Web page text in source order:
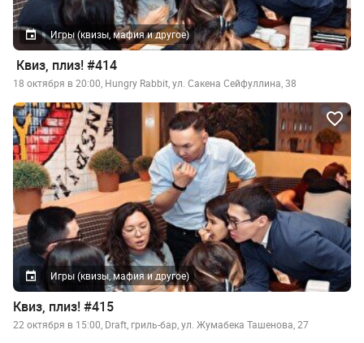
Игры (квизы, мафия и другое)
Квиз, плиз! #414
18 октября в 20:00, Hungry Rabbit, ул. Сакена Сейфуллина, 38
Игры (квизы, мафия и другое)
Квиз, плиз! #415
22 октября в 15:00, Draft, гриль-бар, ул. Жумабека Ташенова, 27